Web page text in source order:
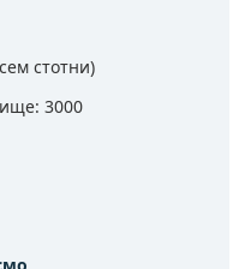
стотни)
3000